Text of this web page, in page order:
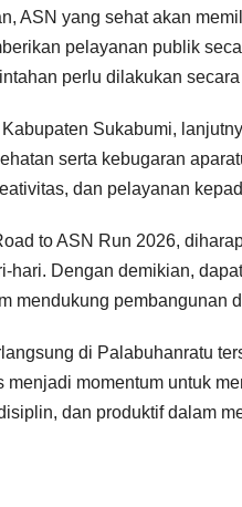
ASN yang sehat akan
pelayanan publik
perlu dilakukan
Sukabumi,
serta kebugaran
dan pelayanan
to ASN Run 2026,
hari. Dengan demikian,
mendukung pembangunan
di Palabuhanratu
menjadi momentum untuk
dan produktif dalam